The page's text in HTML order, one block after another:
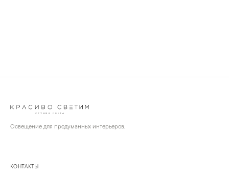
Освещение для продуманных интерьеров.
КОНТАКТЫ